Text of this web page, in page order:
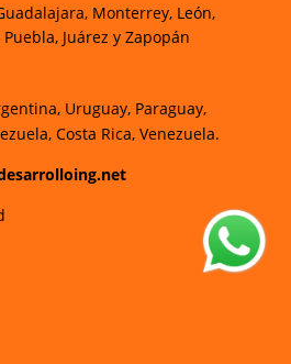
Monterrey, León,
Juárez y Zapopán
Uruguay, Paraguay,
Costa Rica, Venezuela.
w